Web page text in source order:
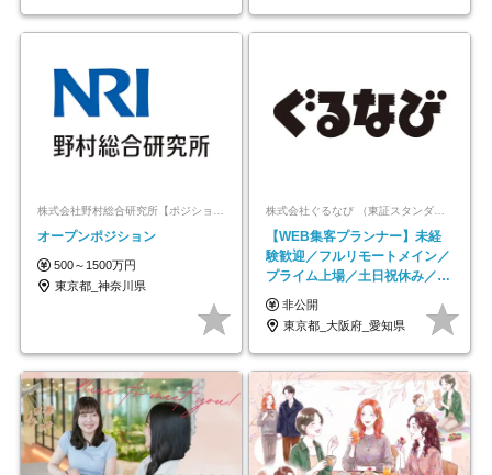
株式会社野村総合研究所【ポジションマッチ登録】
オープンポジション
500～1500万円
東京都_神奈川県
株式会社ぐるなび （東証スタンダード上場）
【WEB集客プランナー】未経
験歓迎／フルリモートメイン／
プライム上場／土日祝休み／東
京・大阪・名古屋
非公開
東京都_大阪府_愛知県